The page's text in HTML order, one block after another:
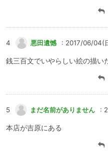
4 悪田遺憾 : 2017/06/04(
銭三百文でいやらしい絵の描い
5 まだ名前がありません :
本店が吉原にある